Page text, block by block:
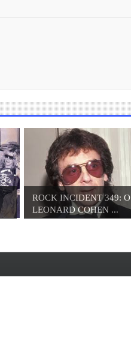
ROCK INCIDENT 349: O
LEONARD COHEN ...